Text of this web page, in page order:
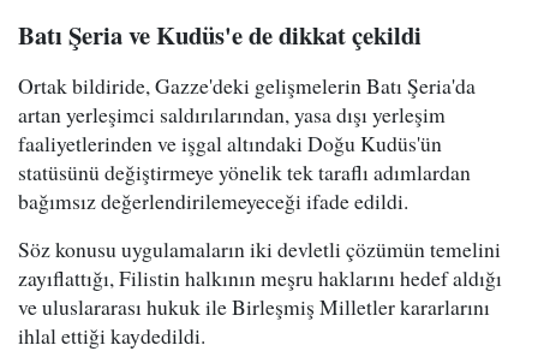
Batı Şeria ve Kudüs'e de dikkat çekildi
Ortak bildiride, Gazze'deki gelişmelerin Batı Şeria'da
artan yerleşimci saldırılarından, yasa dışı yerleşim
faaliyetlerinden ve işgal altındaki Doğu Kudüs'ün
statüsünü değiştirmeye yönelik tek taraflı adımlardan
bağımsız değerlendirilemeyeceği ifade edildi.
Söz konusu uygulamaların iki devletli çözümün temelini
zayıflattığı, Filistin halkının meşru haklarını hedef aldığı
ve uluslararası hukuk ile Birleşmiş Milletler kararlarını
ihlal ettiği kaydedildi.